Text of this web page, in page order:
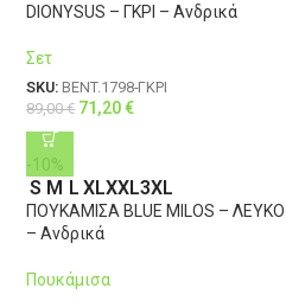
DIONYSUS – ΓΚΡΙ – Ανδρικά
Σετ
SKU: BENT.1798-ΓΚΡΙ
89,00€ 71,20€
-10%
S M L XLXXL3XL
ΠΟΥΚΑΜΙΣΑ BLUE MILOS – ΛΕΥΚΟ
– Ανδρικά
Πουκάμισα